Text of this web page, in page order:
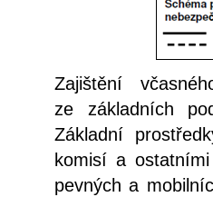
Zajištění
ze základních
Základní
komisí a
pevných a